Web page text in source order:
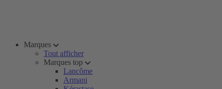
Marques
Tout afficher
Marques top
Lancôme
Armani